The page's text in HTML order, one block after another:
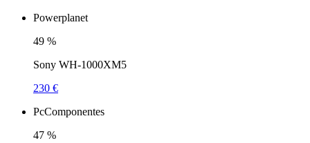
Powerplanet
49 %
Sony WH-1000XM5
230 €
PcComponentes
47 %